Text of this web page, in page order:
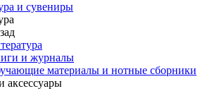
и сувениры
и журналы
материалы и нотные сборники
аксессуары